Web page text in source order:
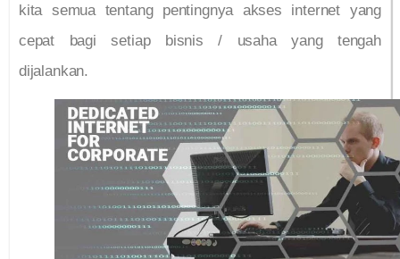
kita semua tentang pentingnya akses internet yang
cepat bagi setiap bisnis / usaha yang tengah
dijalankan.